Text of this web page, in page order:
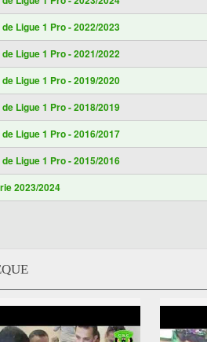
Ligue 1 Pro - 2022/2023
Ligue 1 Pro - 2021/2022
Ligue 1 Pro - 2019/2020
Ligue 1 Pro - 2018/2019
Ligue 1 Pro - 2016/2017
Ligue 1 Pro - 2015/2016
2023/2024